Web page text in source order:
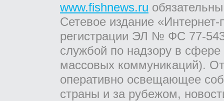
www.fishnews.ru
Сетевое издание
регистрации ЭЛ № ФС 77-
службой по надзору в
массовых коммуникаций).
оперативно освещающее
страны и за рубежом,